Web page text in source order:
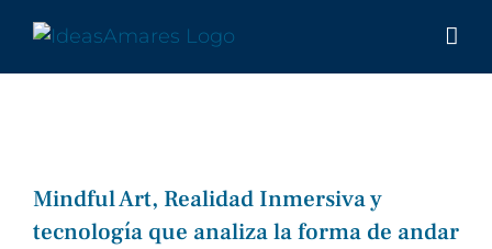
contenido
Mindful Art, Realidad Inmersiva y
tecnología que analiza la forma de andar